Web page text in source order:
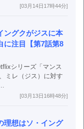
[03月14日17時44分]
ングクがジスに本
に注目【第7話第8
シリーズ「マンス
ミレ（ジス）に対す
[03月13日16時48分]
理想はソ・イング